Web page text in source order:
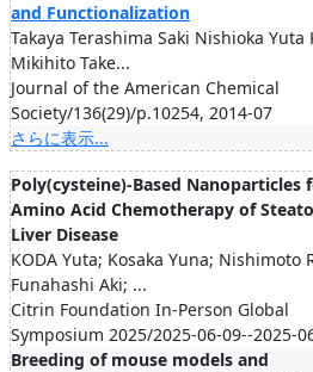
and Functionalization
Takaya Terashima Saki Nishioka Yuta
Mikihito Take...
Journal of the American Chemical
Society/136(29)/p.10254, 2014-07
さらに表示...
Poly(cysteine)-Based Nanoparticles
Amino Acid Chemotherapy of
Liver Disease
KODA Yuta; Kosaka Yuna; Nishimoto
Funahashi Aki; ...
Citrin Foundation In-Person Global
Symposium 2025/2025-06-09--2025-
Breeding of mouse models and